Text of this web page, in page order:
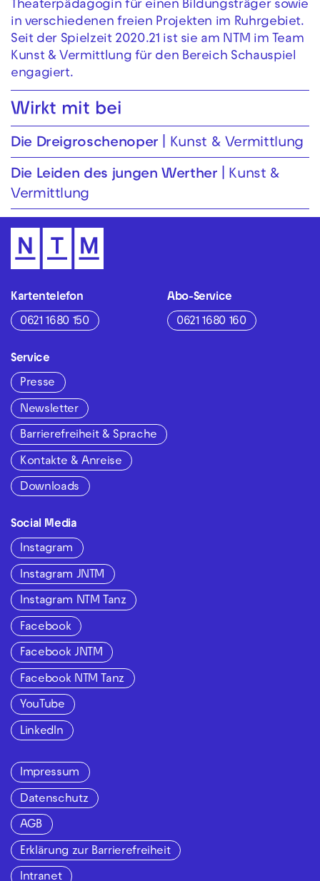
Theaterpädagogin für einen Bildungsträger sowie
in verschiedenen freien Projekten im Ruhrgebiet.
Seit der Spielzeit 2020.21 ist sie am NTM im Team
Kunst & Vermittlung für den Bereich Schauspiel
engagiert.
Wirkt mit bei
Die Drei­groschen­oper Kunst & Vermittlung
Die Leiden des jungen Werther
Kunst &
Vermittlung
Kartentelefon
0621 1680 150
Abo-Service
0621 1680 160
Service
Presse
Newsletter
Barrierefreiheit & Sprache
Kontakte & Anreise
Downloads
Social Media
Instagram
Instagram JNTM
Instagram NTM Tanz
Facebook
Facebook JNTM
Facebook NTM Tanz
YouTube
LinkedIn
Impressum
Datenschutz
AGB
Erklärung zur Barrierefreiheit
Intranet